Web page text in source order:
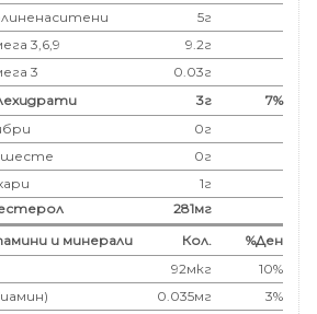
5г
3,6,9
9.2г
3
0.03г
3г
7%
0г
0г
1г
281мг
и минерали
Кол.
%Ден
92мкг
10%
0.035мг
3%